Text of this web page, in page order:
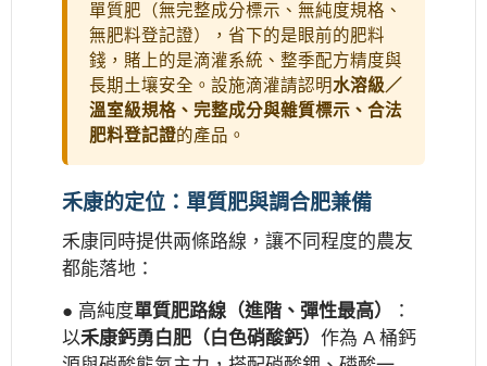
單質肥（無完整成分標示、無純度規格、
無肥料登記證），省下的是眼前的肥料
錢，賭上的是滴灌系統、整季配方精度與
長期土壤安全。設施滴灌請認明水溶級／
溫室級規格、完整成分與雜質標示、合法
肥料登記證的產品。
禾康的定位：單質肥與調合肥兼備
禾康同時提供兩條路線，讓不同程度的農友
都能落地：
● 高純度單質肥路線（進階、彈性最高）
：
以禾康鈣勇白肥（白色硝酸鈣） 作為 A 桶鈣